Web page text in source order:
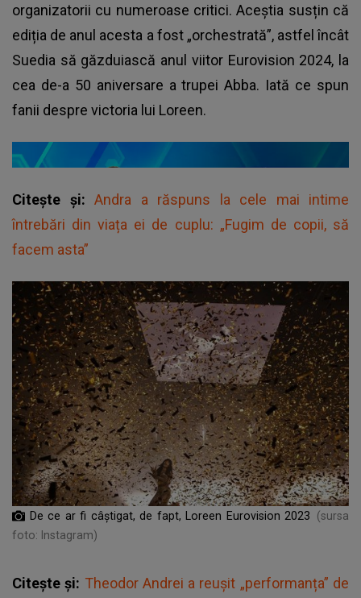
organizatorii cu numeroase critici. Aceștia susțin că
ediția de anul acesta a fost „orchestrată”, astfel încât
Suedia să găzduiască anul viitor Eurovision 2024, la
cea de-a 50 aniversare a trupei Abba. Iată ce spun
fanii despre victoria lui Loreen.
Citește și: Andra a răspuns la cele mai intime
întrebări din viața ei de cuplu: „Fugim de copii, să
facem asta”
De ce ar fi câștigat, de fapt, Loreen Eurovision 2023
(sursa
foto: Instagram)
Citește și: Theodor Andrei a reușit „performanța” de